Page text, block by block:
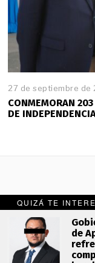
QUIZÁ TE
de
27 de septiembre de
CONMEMORAN
DE